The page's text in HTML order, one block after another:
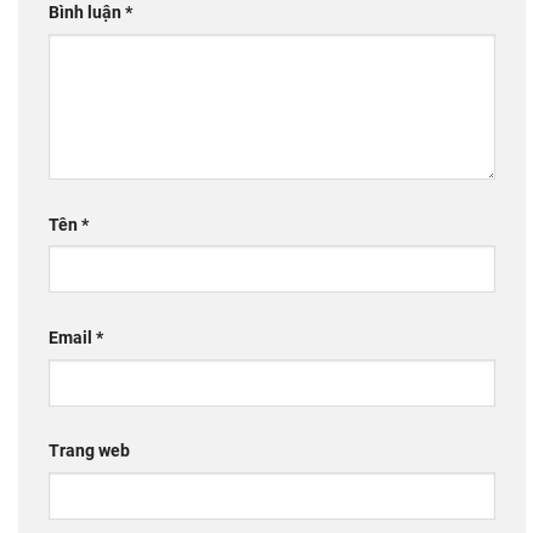
Bình luận*
Tên*
Email *
Trang web